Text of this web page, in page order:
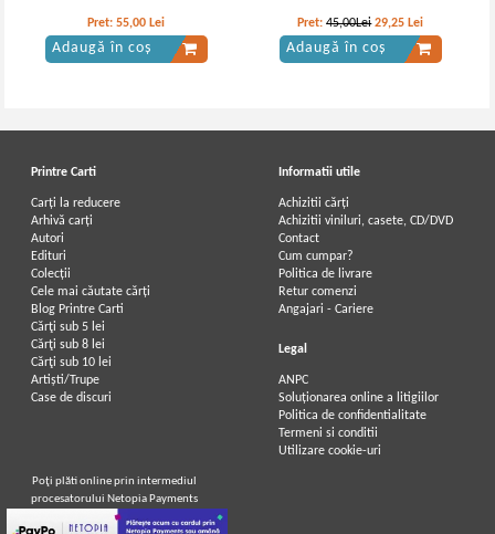
Pret:55,00 Lei
Adaugă în coș
Pret:45,00Lei 29,25 Lei
Adaugă în coș
Printre Carti
Carți la reducere
Arhivă carți
Autori
Edituri
Colecții
Cele mai căutate cărți
Blog Printre Carti
Cărţi sub 5 lei
Cărţi sub 8 lei
Cărţi sub 10 lei
Artiști/Trupe
Case de discuri
Informatii utile
Achizitii cărți
Achizitii viniluri, casete, CD/DVD
Contact
Cum cumpar?
Politica de livrare
Retur comenzi
Angajari - Cariere
Legal
ANPC
Soluționarea online a litigiilor
Politica de confidentialitate
Termeni si conditii
Utilizare cookie-uri
Poţi plăti online prin intermediul
procesatorului Netopia Payments